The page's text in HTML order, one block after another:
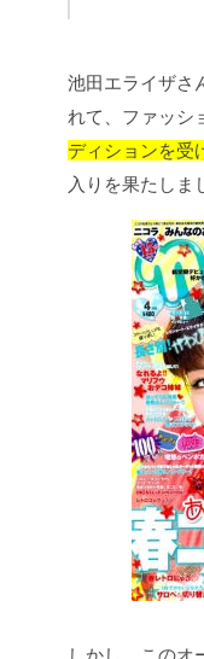
池田エライザさ
れて、ファッシ
ディションを受
入りを果たしま
しかし、このオ